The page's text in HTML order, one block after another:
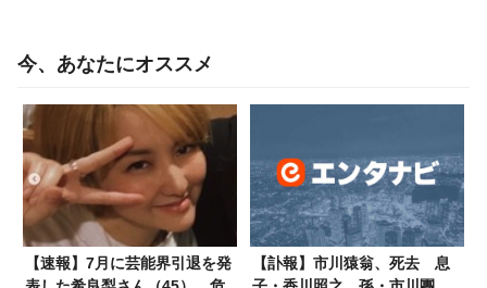
今、あなたにオススメ
【速報】7月に芸能界引退を発
【訃報】市川猿翁、死去 息